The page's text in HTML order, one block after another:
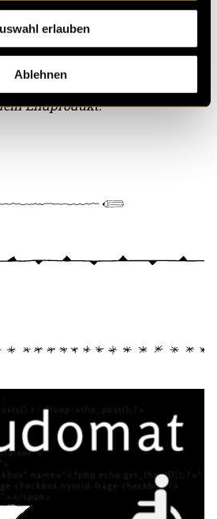
erlauben
Ablehnen
den Haufen wirft, nicht
das erste, was du in so
solltest? Richtig! You try to fix
Endprodukt.